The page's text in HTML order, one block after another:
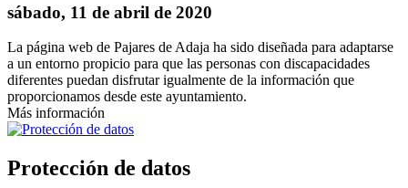
sábado, 11 de abril de 2020
La página web de Pajares de Adaja ha sido diseñada para adaptarse
a un entorno propicio para que las personas con discapacidades
diferentes puedan disfrutar igualmente de la información que
proporcionamos desde este ayuntamiento.
Más información
Protección de datos